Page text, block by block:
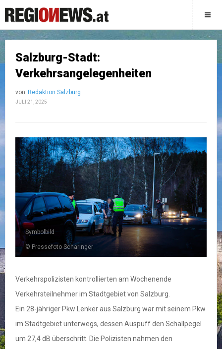
Salzburg-Stadt:
Verkehrsangelegenheiten
von Redaktion Salzburg
JULI 21, 2025
Symbolbild
© Pressefoto Scharinger
Verkehrspolizisten kontrollierten am Wochenende
Verkehrsteilnehmer im Stadtgebiet von Salzburg.
Ein 28-jähriger Pkw Lenker aus Salzburg war mit seinem Pkw
im Stadtgebiet unterwegs, dessen Auspuff den Schallpegel
um 27,4 dB überschritt. Die Polizisten nahmen den